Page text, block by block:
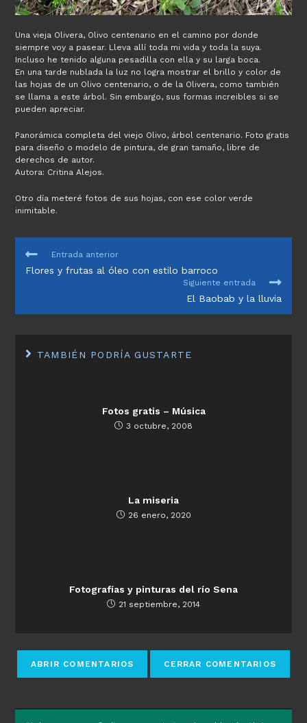
Una vieja Olivera, Olivo centenario en el camino por donde
siempre voy a pasear. Lleva allí toda mi vida y toda la suya.
Incluso he tenido alguna pesadilla con ella y su larga boca.
En una tarde nublada la luz no logra mostrar el brillo y color de
las hojas de un Olivo centenario, o de la Olivera, como también
se llama a este árbol. Sin embargo, sus formas increibles si se
pueden apreciar.
Panorámica completa del viejo Olivo, árbol centenario. Foto gratis
para diseño o modelo de pintura, de gran tamaño, libre de
derechos de autor.
Autora: Critina Alejos.
Otro día meteré fotos de sus hojas, con ese color verde
inimitable.
LEER
ARTÍCULOS
Entrada anterior
Flores y frutas al óleo con estilo barroco
Siguiente entrada
El Baobab y la lluvia
TAMBIÉN PODRÍA GUSTARTE
Fotos gratis – Música
3 octubre, 2008
La miseria
26 enero, 2020
Fotografías y pinturas del río Sena
21 septiembre, 2014